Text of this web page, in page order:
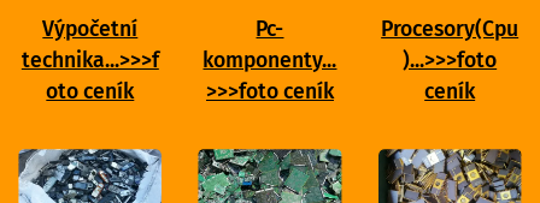
Výpočetní
technika...>>>f
oto ceník
Pc-
komponenty...
>>>foto ceník
Procesory(Cpu
)...>>>foto
ceník